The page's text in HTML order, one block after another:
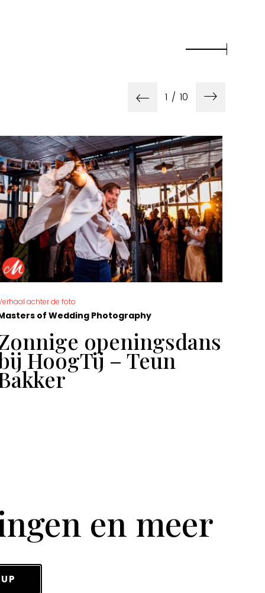
achter de foto
of Wedding Photography
openingsdans
HoogTij – Teun
1 / 10
en meer